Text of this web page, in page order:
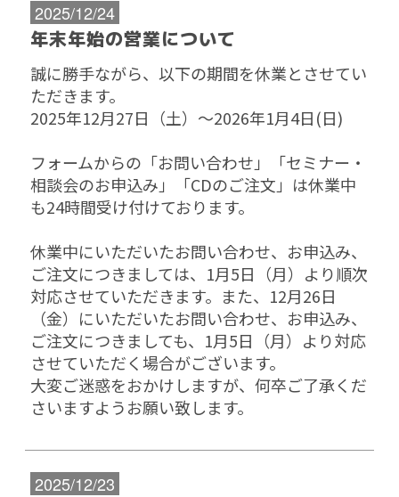
2025/12/24
年末年始の営業について
誠に勝手ながら、以下の期間を休業とさせてい
ただきます。
2025年12月27日（土）～2026年1月4日(日)
フォームからの「お問い合わせ」「セミナー・
相談会のお申込み」「CDのご注文」は休業中
も24時間受け付けております。
休業中にいただいたお問い合わせ、お申込み、
ご注文につきましては、1月5日（月）より順次
対応させていただきます。 また、12月26日
（金）にいただいたお問い合わせ、お申込み、
ご注文につきましても、1月5日（月）より対応
させていただく場合がございます。
大変ご迷惑をおかけしますが、何卒ご了承くだ
さいますようお願い致します。
2025/12/23